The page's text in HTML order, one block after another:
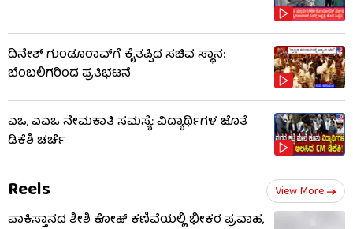
ದಿನೇಶ್ ಗುಂಡೂರಾವ್​​ಗೆ ಕೈತಪ್ಪಿದ ಸಚಿವ ಸ್ಥಾನ:
ಬೆಂಬಲಿಗರಿಂದ ಪ್ರತಿಭಟನೆ
ಎಒ, ಎಎಒ ನೇಮಕಾತಿ ಸಮಸ್ಯೆ: ವಿದ್ಯಾರ್ಥಿಗಳ ಜೊತೆ
ಡಿಕೆಶಿ ಚರ್ಚೆ
Reels View More
ಪಾಕಿಸ್ತಾನದ ಶೀಶಿ ಕೋಹ್ ಕಣಿವೆಯಲ್ಲಿ ಭೀಕರ ಪ್ರವಾಹ,